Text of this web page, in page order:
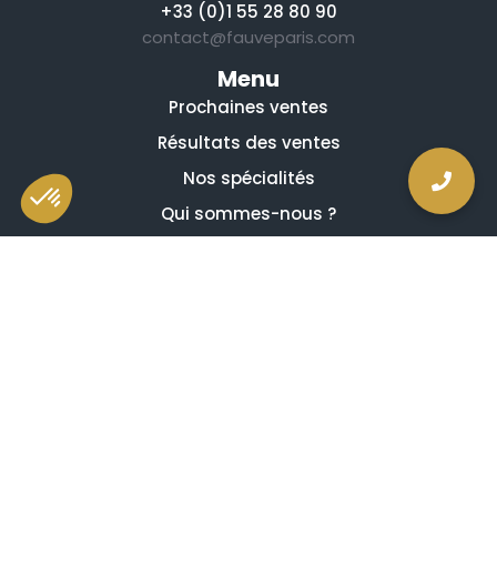
+33 (0)1 55 28 80 90
contact@fauveparis.com
Menu
Prochaines ventes
Résultats des ventes
Nos spécialités
Qui sommes-nous ?